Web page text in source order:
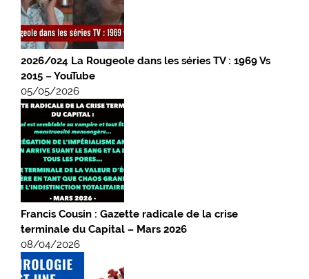
2026/024 La Rougeole dans les séries TV : 1969 Vs
2015 – YouTube
05/05/2026
Francis Cousin : Gazette radicale de la crise
terminale du Capital – Mars 2026
08/04/2026